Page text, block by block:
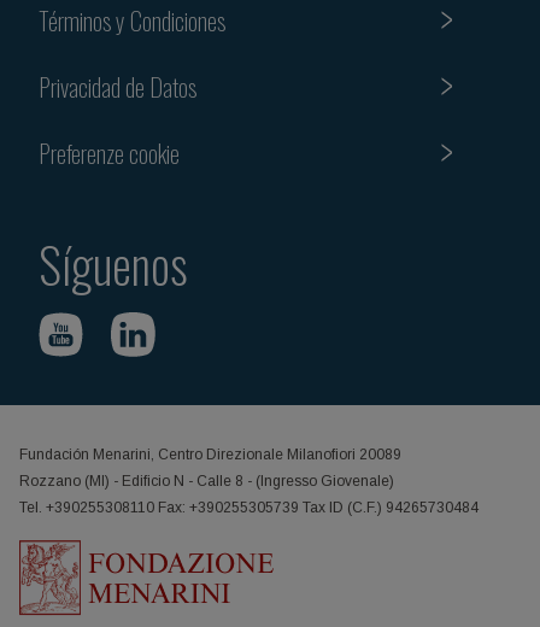
Términos y Condiciones
Privacidad de Datos
Preferenze cookie
Síguenos
Fundación Menarini, Centro Direzionale Milanofiori 20089
Rozzano (MI) - Edificio N - Calle 8 - (Ingresso Giovenale)
Tel. +390255308110 Fax: +390255305739 Tax ID (C.F.) 94265730484